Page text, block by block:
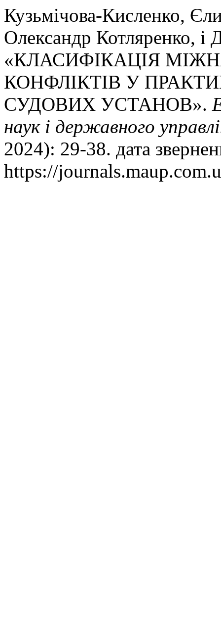
Кузьмічова-Кисленко,
Олександр Котляренко, і
«КЛАСИФІКАЦІЯ
КОНФЛІКТІВ У
СУДОВИХ УСТАНОВ».
наук і державного
2024): 29-38. дата
https://